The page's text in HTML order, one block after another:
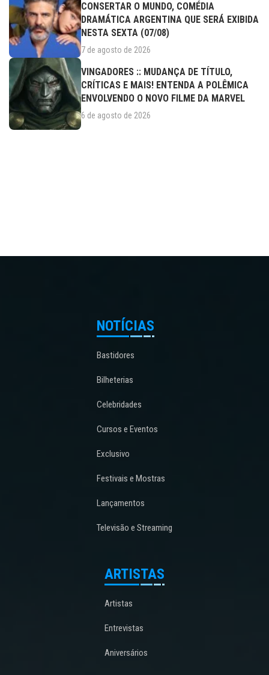
CONSERTAR O MUNDO, COMÉDIA
DRAMÁTICA ARGENTINA QUE SERÁ EXIBIDA
NESTA SEXTA (07/08)
7 de agosto de 2026
VINGADORES :: MUDANÇA DE TÍTULO,
CRÍTICAS E MAIS! ENTENDA A POLÊMICA
ENVOLVENDO O NOVO FILME DA MARVEL
6 de agosto de 2026
NOTÍCIAS
Bastidores
Bilheterias
Celebridades
Cursos e Eventos
Exclusivo
Festivais e Mostras
Lançamentos
Televisão e Streaming
ARTISTAS
Artistas
Entrevistas
Aniversários